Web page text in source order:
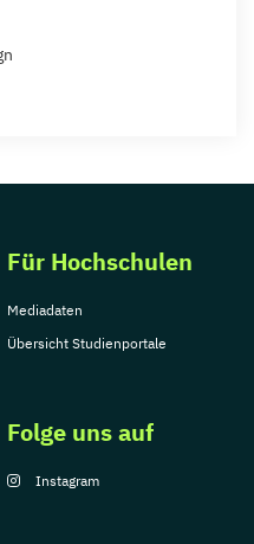
Für Hochschulen
Mediadaten
Übersicht Studienportale
Folge uns auf
Instagram